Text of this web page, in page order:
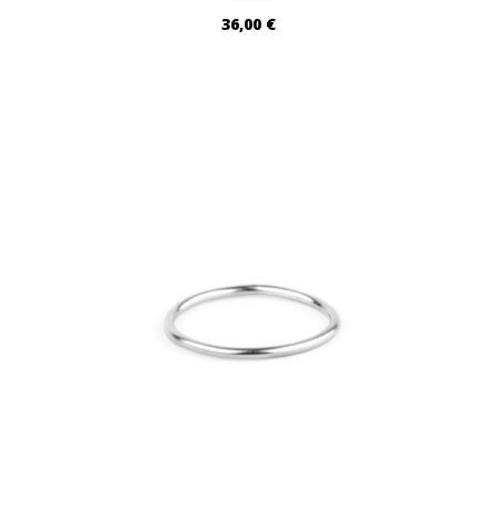
36,00 €